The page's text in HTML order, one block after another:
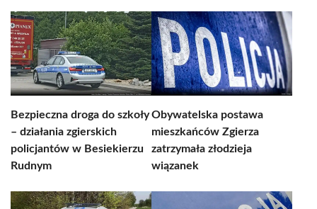
Bezpieczna droga do szkoły
– działania zgierskich
policjantów w Besiekierzu
Rudnym
Obywatelska postawa
mieszkańców Zgierza
zatrzymała złodzieja
wiązanek